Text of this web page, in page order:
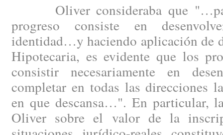
Oliver consideraba que
progreso consiste en
identidad…y haciendo aplicación de
Hipotecaria, es evidente que los
consistir necesariamente en
completar en todas las direcciones
en que descansa…". En particular,
Oliver sobre el valor de la